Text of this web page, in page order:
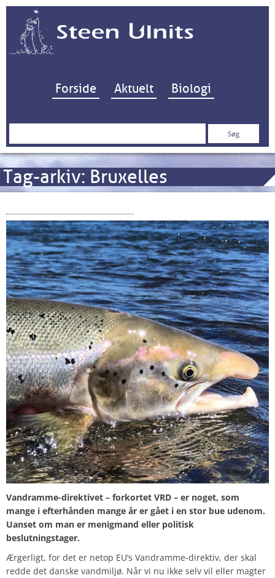
Hop til indhold
Forside Aktuelt Biologi
Søg
Tag-arkiv: Bruxelles
Vandramme-direktivet – forkortet VRD – er noget, som
mange i efterhånden mange år er gået i en stor bue udenom.
Uanset om man er menigmand eller politisk
beslutningstager.
Ærgerligt, for det er netop EU’s Vandramme-direktiv, der skal
redde det danske vandmiljø. Når vi nu ikke selv vil eller magter